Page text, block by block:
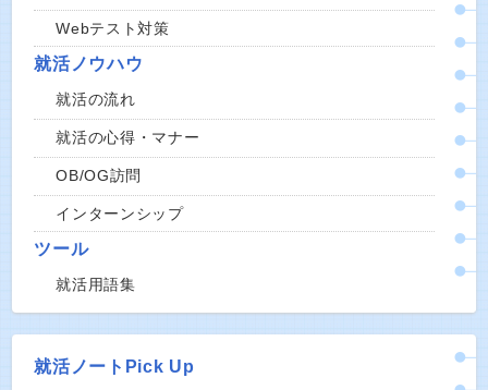
Webテスト対策
就活ノウハウ
就活の流れ
就活の心得・マナー
OB/OG訪問
インターンシップ
ツール
就活用語集
就活ノートPick Up